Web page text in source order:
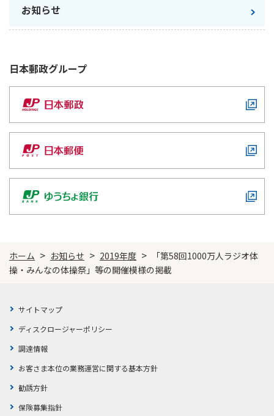
マイページでできること
ログイン
ご契約内容の確認
お客さまに関する情報等の確認の取り組み
かんぽプラチナライフサービス
資料請求
保険の探し方のポイント
保険かんたん診断
これからのライフイベントでかかる費用とは？
ご契約手続きの流れ
保険料のお払込方法
保険用語集
お問い合わせ
お問い合わせ先
健康情報
すこやか健康ラボ
ラジオ体操・みんなの体操
ラジオ体操ポータルサイト
経営理念・経営戦略
株主・投資家のみなさまへ
日本郵政グループとしての取り組み
CM・オウンドメディア／ソーシャルメディア
かんぽブランド
お客さまの声／お客さまサービス向上の取組み
採用情報
English
お知らせ
日本郵政グループ
ホーム > お知らせ > 2019年度 >
「第58回1000万人ラジオ体
操・みんなの体操祭」等の開催模様の掲載
サイトマップ
ディスクロージャーポリシー
調達情報
お客さま本位の業務運営に関する基本方針
勧誘方針
保険募集指針